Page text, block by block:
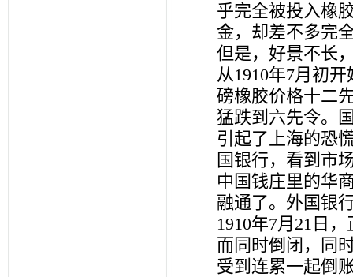
乎完全被投入橡
金，却差不多完
但是，好景不长
从1910年7月初
磅橡胶价格十二
猛跌到六先令。
引起了上海的恐
国银行，看到市
中国钱庄里的华
融通了。外国银
1910年7月21日
而同时倒闭，同
受到连累一起倒